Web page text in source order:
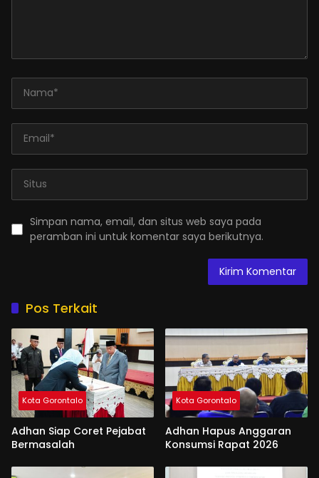
Simpan nama, email, dan situs web saya pada
peramban ini untuk komentar saya berikutnya.
Pos Terkait
Kota Gorontalo
Adhan Siap Coret Pejabat
Bermasalah
Kota Gorontalo
Adhan Hapus Anggaran
Konsumsi Rapat 2026